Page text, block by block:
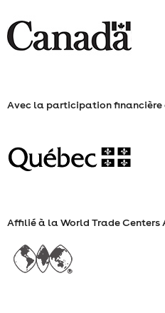
Avec la participation financière
Affilié à la World Trade Centers